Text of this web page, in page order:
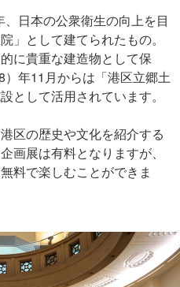
日本の公衆衛生の向上を目
」として建てられたもの。
に貴重な建造物として保
年11月からは「港区立郷土
として活用されています。
区の歴史や文化を紹介する
画展は有料となりますが、
料で楽しむことができま